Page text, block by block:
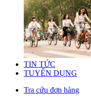
TIN TỨC
TUYỂN DỤNG
Tra cứu đơn hàng